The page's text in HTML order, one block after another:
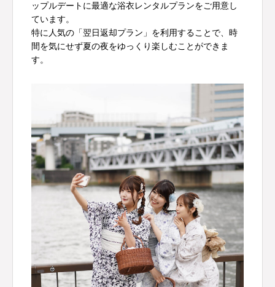
ップルデートに最適な浴衣レンタルプランをご用意し
ています。
特に人気の「翌日返却プラン」を利用することで、時
間を気にせず夏の夜をゆっくり楽しむことができま
す。